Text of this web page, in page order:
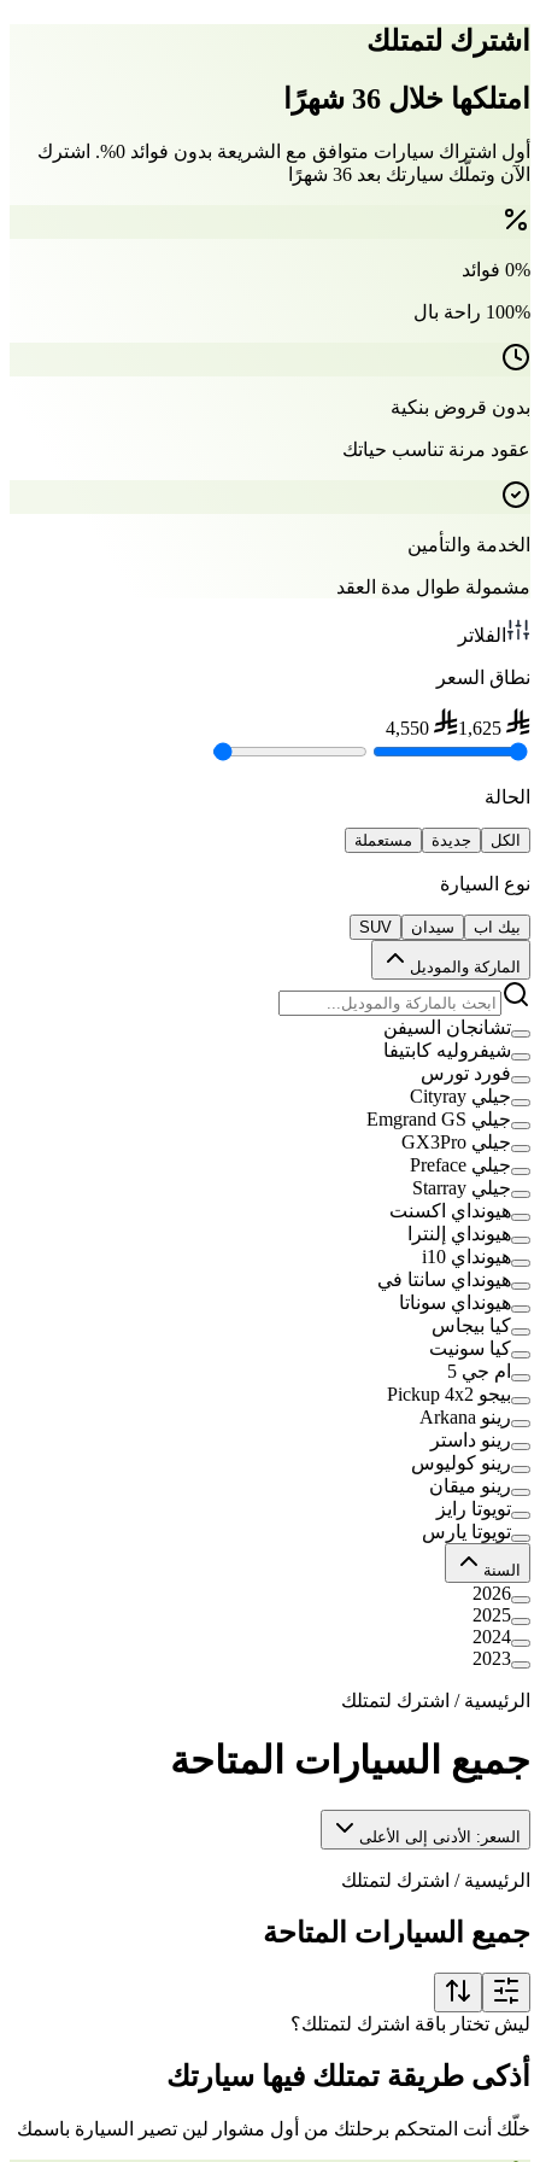
اشترك لتمتلك
امتلكها خلال 36 شهرًا
أول اشتراك سيارات متوافق مع الشريعة بدون فوائد 0%. اشترك
الآن وتملّك سيارتك بعد 36 شهرًا
0% فوائد
100% راحة بال
بدون قروض بنكية
عقود مرنة تناسب حياتك
الخدمة والتأمين
مشمولة طوال مدة العقد
الفلاتر
نطاق السعر
1,625
4,550
الحالة
الكل جديدة مستعملة
نوع السيارة
بيك اب سيدان SUV
الماركة والموديل
تشانجان السيفن
شيفروليه كابتيفا
فورد تورس
جيلي Cityray
جيلي Emgrand GS
جيلي GX3Pro
جيلي Preface
جيلي Starray
هيونداي اكسنت
هيونداي إلنترا
هيونداي i10
هيونداي سانتا في
هيونداي سوناتا
كيا بيجاس
كيا سونيت
ام جي 5
بيجو Pickup 4x2
رينو Arkana
رينو داستر
رينو كوليوس
رينو ميقان
تويوتا رايز
تويوتا يارس
السنة
2026
2025
2024
2023
الرئيسية / اشترك لتمتلك
جميع السيارات المتاحة
السعر: الأدنى إلى الأعلى
الرئيسية / اشترك لتمتلك
جميع السيارات المتاحة
ليش تختار باقة اشترك لتمتلك؟
أذكى طريقة تمتلك فيها سيارتك
خلّك أنت المتحكم برحلتك من أول مشوار لين تصير السيارة باسمك